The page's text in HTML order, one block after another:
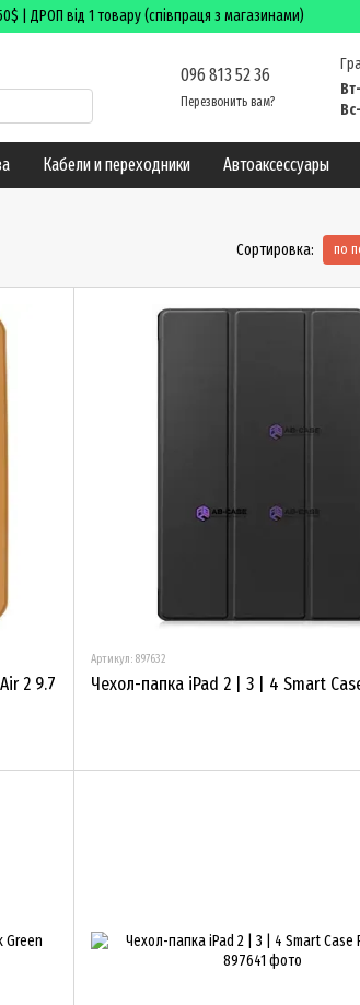
| ДРОП від 1 товару (співпраця з магазинами)
096 813 52 36
Перезвонить вам?
Кабели и переходники Автоаксессуары
Сортировка: по
2 9.7
Артикул: 897632
Чехол-папка iPad 2 | 3 | 4 Smart